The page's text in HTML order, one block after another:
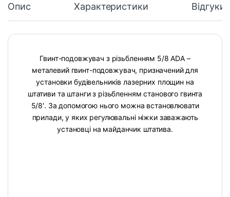
Опис Характеристики Відгуки
Гвинт-подовжувач з різьбленням 5/8 ADA –
металевий гвинт-подовжувач, призначений для
установки будівельників лазерних площин на
штативи та штанги з різьбленням станового гвинта
5/8′. За допомогою нього можна встановлювати
прилади, у яких регулювальні ніжки заважають
установці на майданчик штатива.